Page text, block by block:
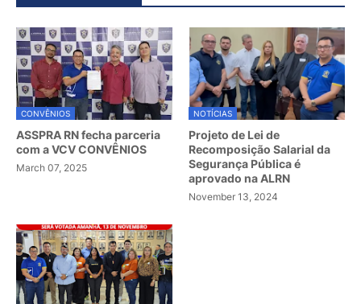
CONVÊNIOS
ASSPRA RN fecha parceria
com a VCV CONVÊNIOS
March 07, 2025
NOTÍCIAS
Projeto de Lei de
Recomposição Salarial da
Segurança Pública é
aprovado na ALRN
November 13, 2024